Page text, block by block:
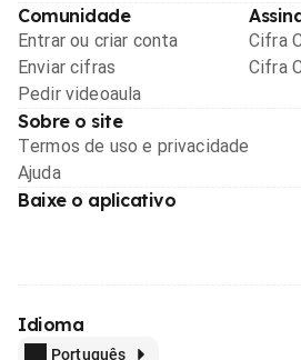
Comunidade
Entrar ou criar conta
Enviar cifras
Pedir videoaula
Cifra
Cifra
Sobre o site
Termos de uso e privacidade
Ajuda
Baixe o aplicativo
Idioma
Português